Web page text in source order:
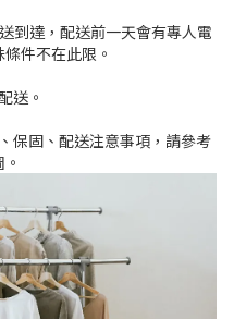
到達，配送前一天會有專人電
件不在此限。
送。
保固、配送注意事項，請參考